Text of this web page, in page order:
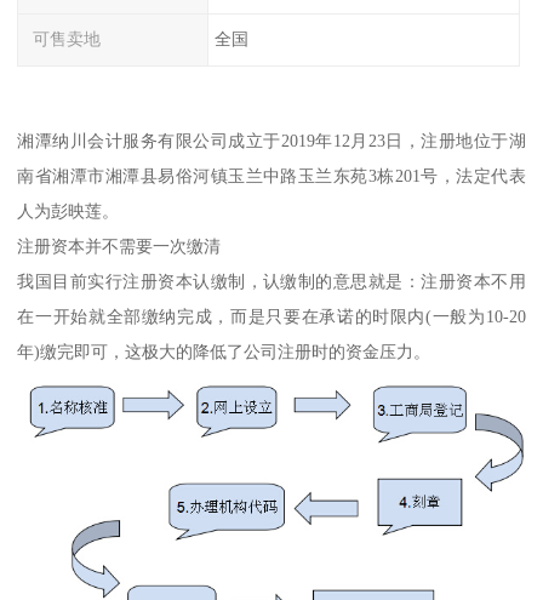
可售卖地 全国
湘潭纳川会计服务有限公司成立于2019年12月23日，注册地位于湖
南省湘潭市湘潭县易俗河镇玉兰中路玉兰东苑3栋201号，法定代表
人为彭映莲。
注册资本并不需要一次缴清
我国目前实行注册资本认缴制，认缴制的意思就是：注册资本不用
在一开始就全部缴纳完成，而是只要在承诺的时限内(一般为10-20
年)缴完即可，这极大的降低了公司注册时的资金压力。